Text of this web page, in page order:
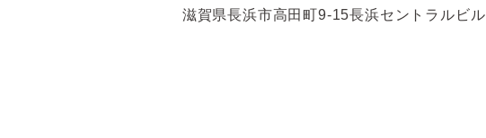
滋賀県長浜市高田町9-15長浜セントラルビ